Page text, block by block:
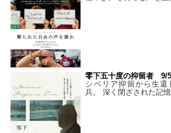
零下五十度の抑留者 9/
シベリア抑留から生
兵。 深く閉ざされた記